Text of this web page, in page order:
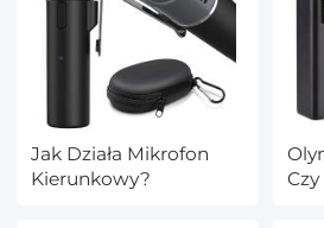
Jak Działa Mikrofon
Kierunkowy?